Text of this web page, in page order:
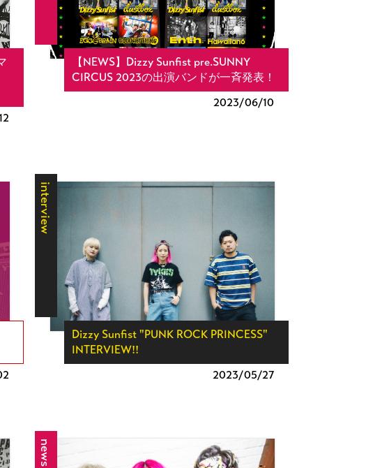
【NEWS】Dizzy Sunfist pre.SUNNY
CIRCUS 2023の出演バンドが一斉発表！
2023/06/10
Dizzy Sunfist "PUNK ROCK PRINCESS"
INTERVIEW!!
2023/05/27
interview
news